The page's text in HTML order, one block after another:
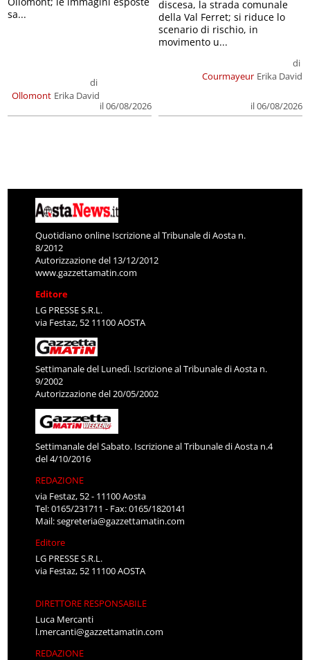
Ollomont
di
Erika David
il 06/08/2026
sa...
Courmayeur
di
Erika David
il 06/08/2026
discesa, la strada comunale
della Val Ferret; si riduce lo
scenario di rischio, in
movimento u...
Quotidiano online Iscrizione al Tribunale di Aosta n.
8/2012
Autorizzazione del 13/12/2012
www.gazzettamatin.com
Editore
LG PRESSE S.R.L.
via Festaz, 52 11100 AOSTA
Settimanale del Lunedì. Iscrizione al Tribunale di Aosta n.
9/2002
Autorizzazione del 20/05/2002
Settimanale del Sabato. Iscrizione al Tribunale di Aosta n.4
del 4/10/2016
REDAZIONE
via Festaz, 52 - 11100 Aosta
Tel: 0165/231711 - Fax: 0165/1820141
Mail:segreteria@gazzettamatin.com
Editore
LG PRESSE S.R.L.
via Festaz, 52 11100 AOSTA
DIRETTORE RESPONSABILE
Luca Mercanti
l.mercanti@gazzettamatin.com
REDAZIONE